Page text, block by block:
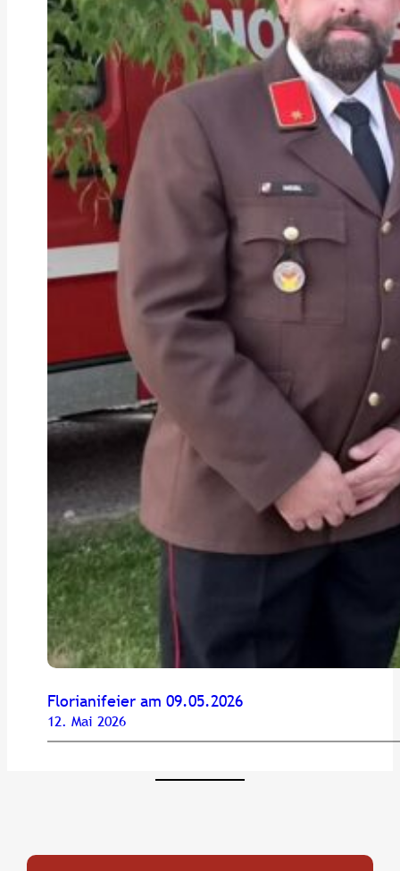
Florianifeier am 09.05.2026
12. Mai 2026